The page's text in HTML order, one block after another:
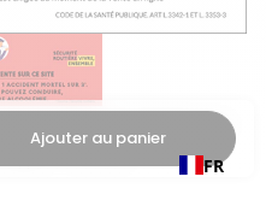
LA SANTÉ, À CONSOMMER AVEC
– VINOSAKA
Ajouter au panier
FR